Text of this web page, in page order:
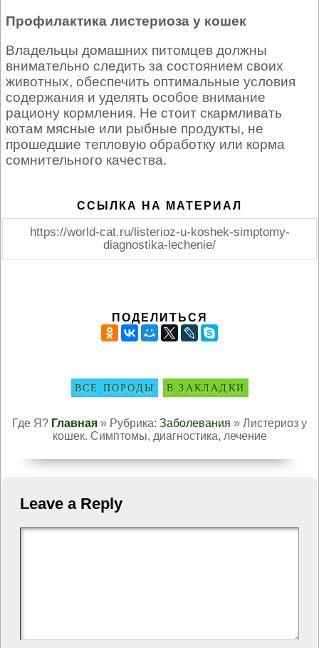
Профилактика листериоза у кошек
Владельцы домашних питомцев должны
внимательно следить за состоянием своих
животных, обеспечить оптимальные условия
содержания и уделять особое внимание
рациону кормления. Не стоит скармливать
котам мясные или рыбные продукты, не
прошедшие тепловую обработку или корма
сомнительного качества.
ССЫЛКА НА МАТЕРИАЛ
https://world-cat.ru/listerioz-u-koshek-simptomy-
diagnostika-lechenie/
ПОДЕЛИТЬСЯ
ВСЕ ПОРОДЫ В ЗАКЛАДКИ
Где Я? Главная » Рубрика: Заболевания » Листериоз у
кошек. Симптомы, диагностика, лечение
Leave a Reply